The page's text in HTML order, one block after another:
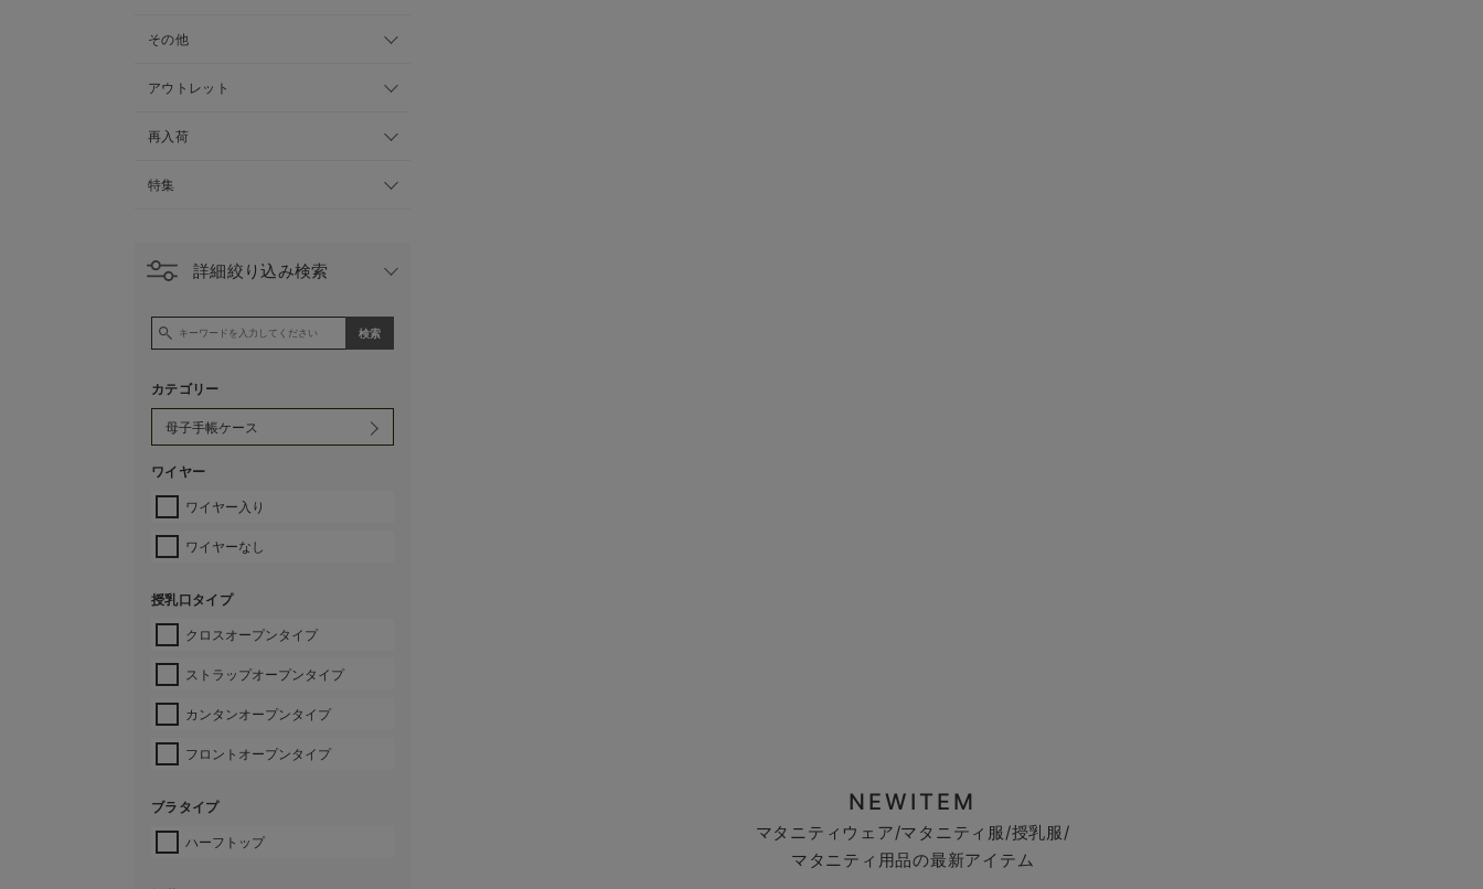
その他
アウトレット
再入荷
特集
詳細絞り込み検索
カテゴリー
ワイヤー
ワイヤー入り
ワイヤーなし
授乳口タイプ
クロスオープンタイプ
ストラップオープンタイプ
カンタンオープンタイプ
フロントオープンタイプ
ブラタイプ
ハーフトップ
NEWITEM
マタニティウェア/マタニティ服/授乳服/
マタニティ用品の最新アイテム